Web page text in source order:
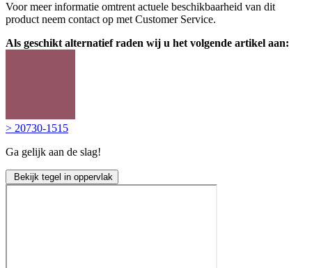
Voor meer informatie omtrent actuele beschikbaarheid van dit
product neem contact op met Customer Service.
Als geschikt alternatief raden wij u het volgende artikel aan:
> 20730-1515
Ga gelijk aan de slag!
Bekijk tegel in oppervlak